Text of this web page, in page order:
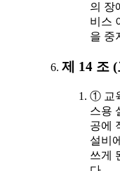
의 장
비스
을 중
제 14 조
① 교
스용
공에
설비
쓰게